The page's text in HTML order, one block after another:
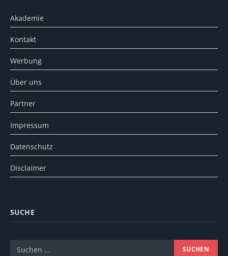
Akademie
Kontakt
Werbung
Über uns
Partner
Impressum
Datenschutz
Disclaimer
SUCHE